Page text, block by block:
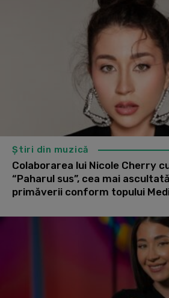
Știri din muzică
Colaborarea lui Nicole Cherry
“Paharul sus”, cea mai
primăverii conform topului